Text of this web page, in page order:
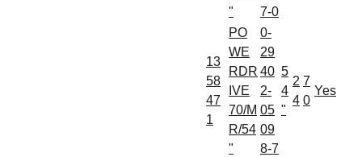
"
7-0
13
58
47
1
PO
WE
RDR
IVE
70/M
R/54
"
0-
29
40
2-
05
09
8-7
5
4
"
2
4
7
0
Yes